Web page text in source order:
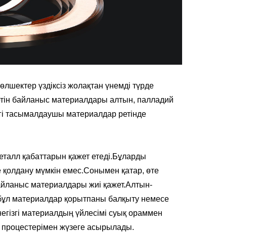
үздіксіз жолақтан үнемді түрде
байланыс материалдары алтын, палладий
тасымалдаушы материалдар ретінде
қабаттарын қажет етеді.Бұларды
қолдану мүмкін емес.Сонымен қатар, өте
материалдары жиі қажет.Алтын-
материалдар қорытпаны балқыту немесе
материалдың үйлесімі суық ораммен
жүзеге асырылады.